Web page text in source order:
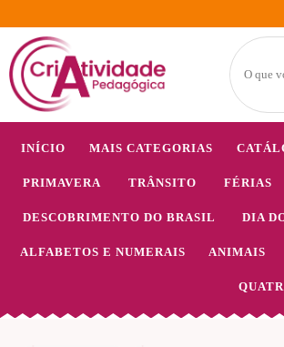
INÍCIO MAIS CATEGORIAS
PRIMAVERA TRÂNSITO FÉRIAS
DESCOBRIMENTO DO BRASIL DIA
ALFABETOS E NUMERAIS ANIMAIS